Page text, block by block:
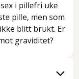
i pillefri uke
pille, men som
blitt brukt. Er
graviditet?